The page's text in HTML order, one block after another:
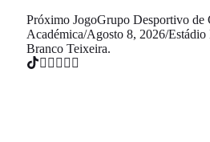
Próximo JogoGrupo Desportivo de
Académica/Agosto 8, 2026/Estádio
Branco Teixeira.